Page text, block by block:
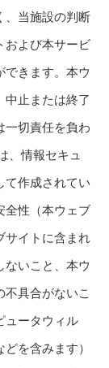
、当施設の判断
および本サービ
できます。本ウ
中止または終了
一切責任を負わ
、情報セキュ
て作成されてい
全性（本ウェブ
サイトに含まれ
ないこと、本ウ
具合がないこ
ュータウィル
を含みます）